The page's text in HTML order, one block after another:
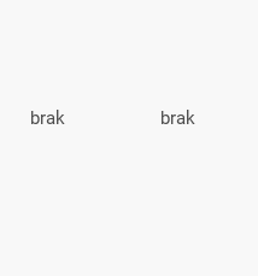
brak brak